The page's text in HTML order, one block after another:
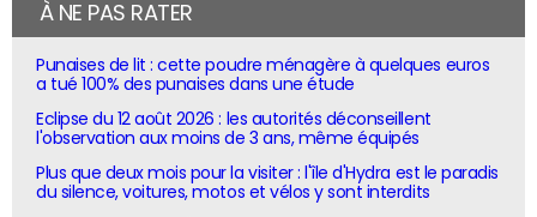
À NE PAS RATER
Punaises de lit : cette poudre ménagère à quelques euros
a tué 100% des punaises dans une étude
Eclipse du 12 août 2026 : les autorités déconseillent
l'observation aux moins de 3 ans, même équipés
Plus que deux mois pour la visiter : l'île d'Hydra est le paradis
du silence, voitures, motos et vélos y sont interdits